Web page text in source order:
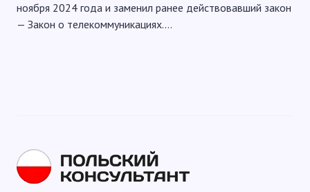
ноября 2024 года и заменил ранее действовавший закон
— Закон о телекоммуникациях.…